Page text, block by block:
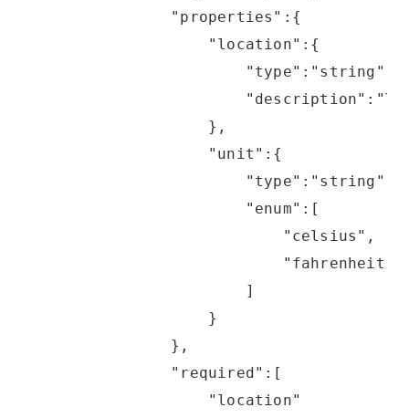
                "properties":{
                    "location":{
                        "type":"string",
                    },
                    "unit":{
                        "type":"string",
                        "enum":[
                            "celsius",
                            "fahrenheit"
                        ]
                    }
                },
                "required":[
                    "location"